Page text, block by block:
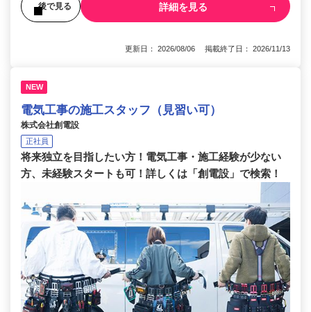
後で見る 詳細を見る
更新日： 2026/08/06 掲載終了日： 2026/11/13
NEW
電気工事の施工スタッフ（見習い可）
株式会社創電設
正社員
将来独立を目指したい方！電気工事・施工経験が少ない
方、未経験スタートも可！詳しくは「創電設」で検索！